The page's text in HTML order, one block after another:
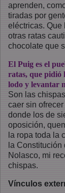
aprenden,
tiradas por
eléctricas. Que
otras ratas
chocolate que
El Puig es el
ratas, que pidió
lodo y levantar
Son las
caer sin
donde los de
oposición,
la ropa toda la
la
Nolasco, mi
chispas.
Vínculos